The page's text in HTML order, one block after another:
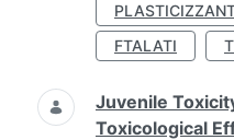
FTALATI
Juvenile
Toxicological